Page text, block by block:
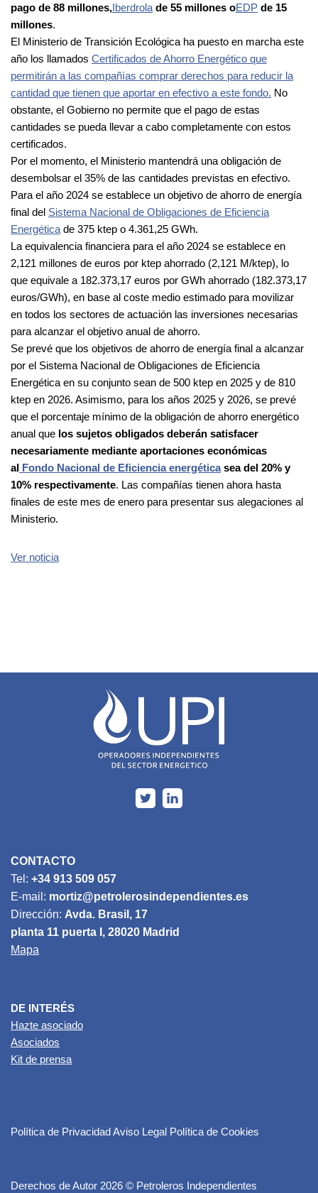
pago de 88 millones,Iberdrola de 55 millones oEDP de 15
millones.
El Ministerio de Transición Ecológica ha puesto en marcha este
año los llamados Certificados de Ahorro Energético que
permitirán a las compañías comprar derechos para reducir la
cantidad que tienen que aportar en efectivo a este fondo. No
obstante, el Gobierno no permite que el pago de estas
cantidades se pueda llevar a cabo completamente con estos
certificados.
Por el momento, el Ministerio mantendrá una obligación de
desembolsar el 35% de las cantidades previstas en efectivo.
Para el año 2024 se establece un objetivo de ahorro de energía
final del Sistema Nacional de Obligaciones de Eficiencia
Energética de 375 ktep o 4.361,25 GWh.
La equivalencia financiera para el año 2024 se establece en
2,121 millones de euros por ktep ahorrado (2,121 M/ktep), lo
que equivale a 182.373,17 euros por GWh ahorrado (182.373,17
euros/GWh), en base al coste medio estimado para movilizar
en todos los sectores de actuación las inversiones necesarias
para alcanzar el objetivo anual de ahorro.
Se prevé que los objetivos de ahorro de energía final a alcanzar
por el Sistema Nacional de Obligaciones de Eficiencia
Energética en su conjunto sean de 500 ktep en 2025 y de 810
ktep en 2026. Asimismo, para los años 2025 y 2026, se prevé
que el porcentaje mínimo de la obligación de ahorro energético
anual que los sujetos obligados deberán satisfacer
necesariamente mediante aportaciones económicas
al Fondo Nacional de Eficiencia energéticasea del 20% y
10% respectivamente. Las compañías tienen ahora hasta
finales de este mes de enero para presentar sus alegaciones al
Ministerio.
Ver noticia
CONTACTO
Tel: +34 913 509 057
E-mail: mortiz@petrolerosindependientes.es
Dirección: Avda. Brasil, 17
planta 11 puerta I, 28020 Madrid
Mapa
DE INTERÉS
Hazte asociado
Asociados
Kit de prensa
Política de PrivacidadAviso Legal Política de Cookies
Derechos de Autor 2026 © Petroleros Independientes